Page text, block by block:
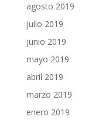
agosto 2019
julio 2019
junio 2019
mayo 2019
abril 2019
marzo 2019
enero 2019